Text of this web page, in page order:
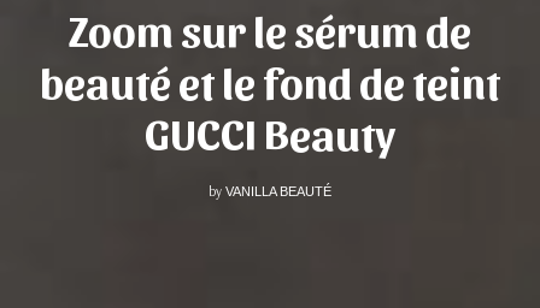
Zoom sur le sérum de
beauté et le fond de teint
GUCCI Beauty
by VANILLA BEAUTÉ